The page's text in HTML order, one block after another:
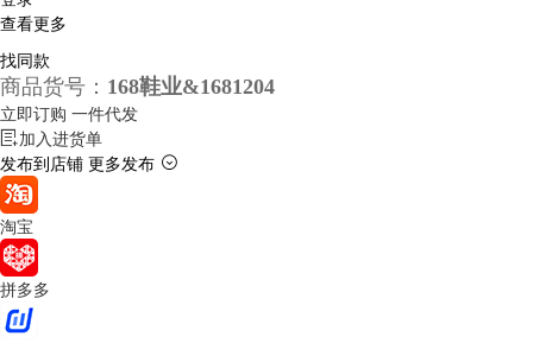
查看更多
找同款
商品货号： 168鞋业&1681204
立即订购 一件代发
加入进货单
发布到店铺 更多发布
淘宝
拼多多